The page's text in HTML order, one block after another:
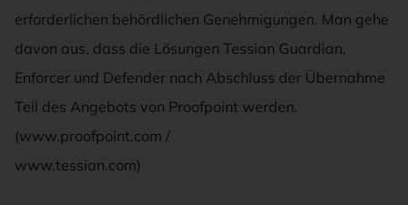
erforderlichen behördlichen Genehmigungen. Man gehe
davon aus, dass die Lösungen Tessian Guardian,
Enforcer und Defender nach Abschluss der Übernahme
Teil des Angebots von Proofpoint werden.
(www.proofpoint.com /
www.tessian.com)